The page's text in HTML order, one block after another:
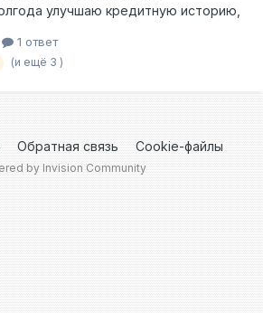
улучшаю кредитную историю,
срочно! Не хочу получить
ошибки моей или брокера. Как
депозита если это не зарплата и
1 ответ
(и ещё 3 )
Обратная связь Cookie-файлы
by Invision Community